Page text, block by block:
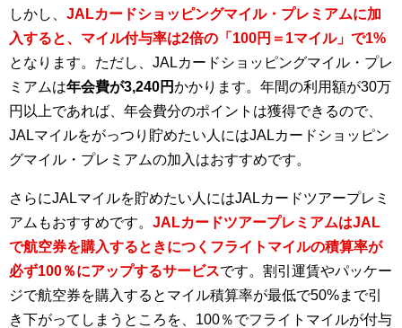
しかし、 JALカードショッピングマイル・プレミアムに加
入すると、マイル付与率は2倍の「100円＝1マイル」で1%
となります。ただし、JALカードショッピングマイル・プレ
ミアムは年会費が3,240円かかります。年間の利用額が30万
円以上であれば、年会費分のポイントは獲得できるので、
JALマイルをがっつり貯めたい人にはJALカードショッピン
グマイル・プレミアムの加入はおすすめです。
さらにJALマイルを貯めたい人にはJALカードツアープレミ
アムもおすすめです。 JALカードツアープレミアムはJAL
で航空券を購入するときにつくフライトマイルの積算率が
必ず100％にアップするサービスです。割引運賃やパッケー
ジで航空券を購入するとマイル積算率が最低で50%まで引
き下がってしまうところを、100％でフライトマイルが付与